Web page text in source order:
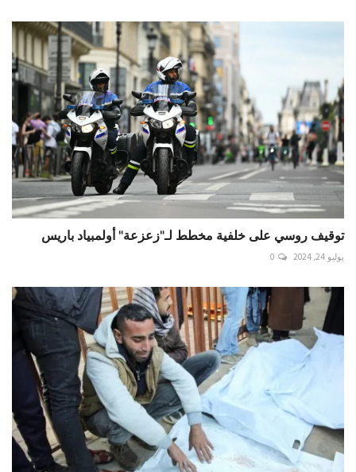
توقيف روسي على خلفية مخطط لـ"زعزعة" أولمبياد باريس
يوليو 24, 2024 0